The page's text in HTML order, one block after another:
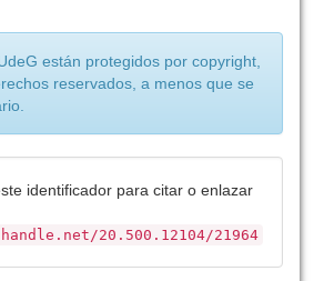
están protegidos por copyright,
reservados, a menos que se
identificador para citar o enlazar
20.500.12104/21964